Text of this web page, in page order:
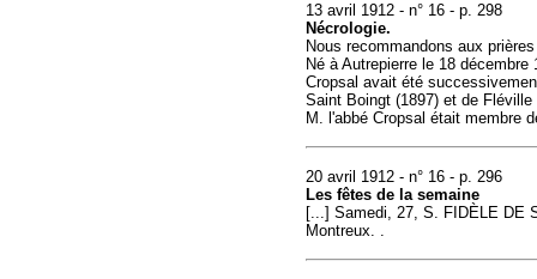
13 avril 1912 - n° 16 - p. 298
Nécrologie.
Nous recommandons aux
Né à Autrepierre le 18
Cropsal avait été
Saint Boingt (1897) et de
M. l'abbé Cropsal était membre
20 avril 1912 - n° 16 - p. 296
Les fêtes de la semaine
[...] Samedi, 27, S. FIDÈLE DE
Montreux. .